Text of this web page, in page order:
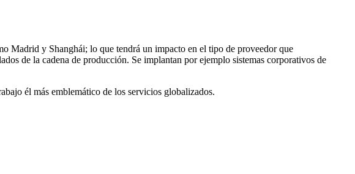
Madrid y Shanghái; lo que tendrá un impacto en el tipo de proveedor que
de la cadena de producción. Se implantan por ejemplo sistemas corporativos de
él más emblemático de los servicios globalizados.